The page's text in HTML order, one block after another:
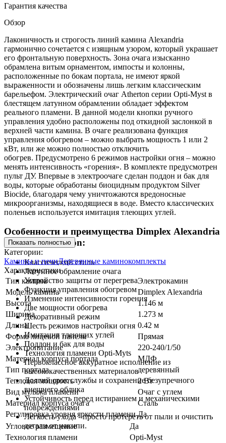
Гарантия качества
Обзор
Лаконичность и строгость линий камина Alexandria
гармонично сочетается с изящным узором, который украшает
его фронтальную поверхность. Зона очага изысканно
обрамлена витым орнаментом, импосты и колонны,
расположенные по бокам портала, не имеют яркой
выраженности и обозначены лишь легким классическим
барельефом. Электрический очаг Atherton серии Opti-Myst в
блестящем латунном обрамлении обладает эффектом
реального пламени. В данной модели кнопки ручного
управления удобно расположены под откидной заслонкой в
верхней части камина. В очаге реализована функция
управления обогревом – можно выбрать мощность 1 или 2
кВт, или же можно полностью отключить
обогрев. Предусмотрено 6 режимов настройки огня – можно
менять интенсивность «горения». В комплекте предусмотрен
пульт ДУ. Впервые в электроочаге сделан поддон и бак для
воды, которые обработаны биоцидным продуктом Silver
Biocide, благодаря чему уничтожаются вредоносные
микроорганизмы, находящиеся в воде. Вместо классических
поленьев используется имитация тлеющих углей.
Особенности и преимущества Dimplex Alexandria
с очагом Atherton:
Классический стиль
Латунное обрамление очага
Устройство защиты от перегрева
Функция управления обогревом
Изменение интенсивности горения
Две мощности обогрева
Декоративный режим
Шесть режимов настройки огня
Имитация тлеющих углей
Поддон и бак для воды
Технология пламени Opti-Myts
Первоклассное аккуратное исполнение из
высококачественных материалов
Долгий срок службы и сохранение безупречного
внешнего облика
Устойчивость перед истиранием и механическими
повреждениями
Легкость ухода - просто протереть от пыли и очистить
детали от накипи.
Показать полностью
Категории:
Камины и печиДеревянные каминокомплекты
Характеристики
Тип камина
Электрокамин
Модель камина
Dimplex Alexandria
Высота
1.146 м
Ширина
1.273 м
Длина
0.42 м
Форма лицевой панели
Прямая
Электропитание
220-240/1/50
Материал корпуса портала
МДФ
Тип портала
деревянный
Тепловая мощность
2 Вт
Вид муляжа пламени
Очаг с углем
Материал корпуса очага
Сталь
Регулировка уровня яркости пламени Да
Угловое размещение
Да
Технология пламени
Opti-Myst